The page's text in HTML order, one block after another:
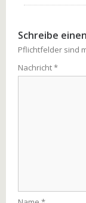
Schreibe
Pflichtfelder sind
Nachricht*